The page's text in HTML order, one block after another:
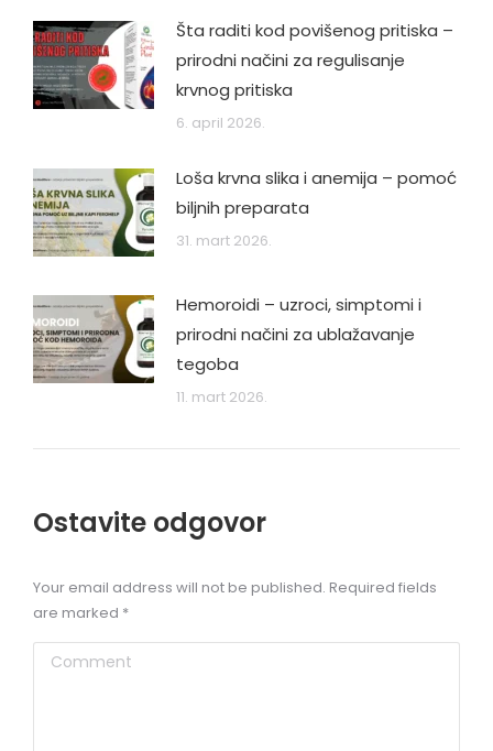
Šta raditi kod povišenog pritiska –
prirodni načini za regulisanje
krvnog pritiska
6. april 2026.
Loša krvna slika i anemija – pomoć
biljnih preparata
31. mart 2026.
Hemoroidi – uzroci, simptomi i
prirodni načini za ublažavanje
tegoba
11. mart 2026.
Ostavite odgovor
Your email address will not be published. Required fields
are marked *
Comment